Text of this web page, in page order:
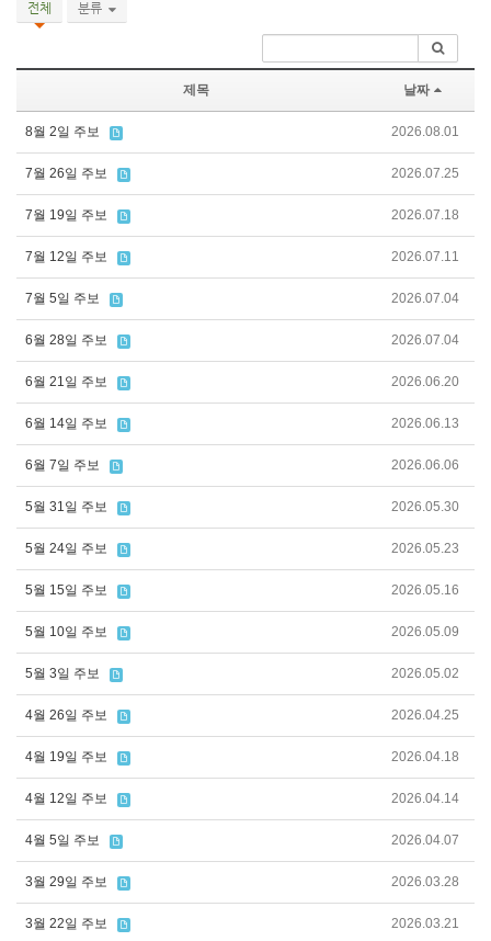
전체 분류
제목 날짜
8월 2일 주보 2026.08.01
7월 26일 주보 2026.07.25
7월 19일 주보 2026.07.18
7월 12일 주보 2026.07.11
7월 5일 주보 2026.07.04
6월 28일 주보 2026.07.04
6월 21일 주보 2026.06.20
6월 14일 주보 2026.06.13
6월 7일 주보 2026.06.06
5월 31일 주보 2026.05.30
5월 24일 주보 2026.05.23
5월 15일 주보 2026.05.16
5월 10일 주보 2026.05.09
5월 3일 주보 2026.05.02
4월 26일 주보 2026.04.25
4월 19일 주보 2026.04.18
4월 12일 주보 2026.04.14
4월 5일 주보 2026.04.07
3월 29일 주보 2026.03.28
3월 22일 주보 2026.03.21